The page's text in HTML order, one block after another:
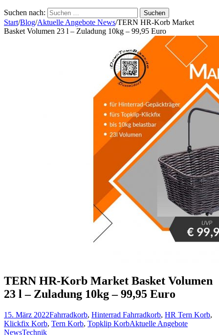
Suchen nach:
Start/Blog/Aktuelle Angebote News/TERN HR-Korb Market
Basket Volumen 23 l – Zuladung 10kg – 99,95 Euro
TERN HR-Korb Market Basket Volumen
23 l – Zuladung 10kg – 99,95 Euro
15. März 2022Fahrradkorb, Hinterrad Fahrradkorb, HR Tern Korb,
Klickfix Korb, Tern Korb, Topklip KorbAktuelle Angebote
NewsTechnik